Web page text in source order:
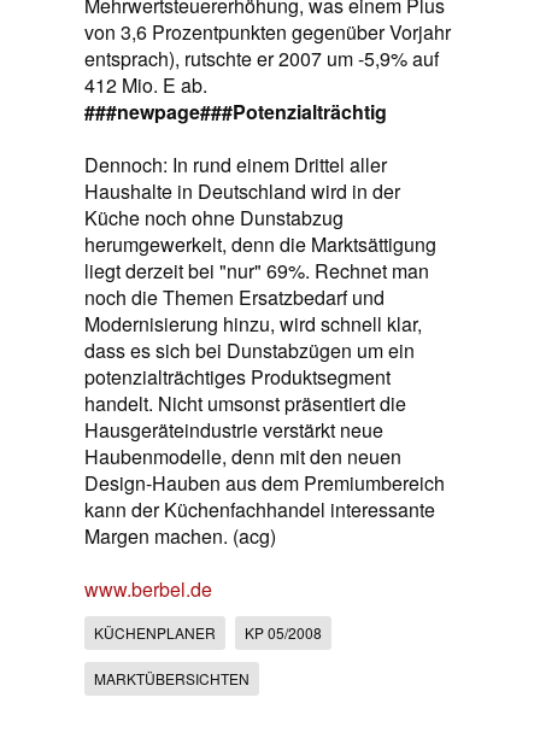
von 3,6 Prozentpunkten gegenüber Vorjahr
entsprach), rutschte er 2007 um -5,9% auf
412 Mio. E ab.
###newpage###Potenzialträchtig
Dennoch: In rund einem Drittel aller
Haushalte in Deutschland wird in der
Küche noch ohne Dunstabzug
herumgewerkelt, denn die Marktsättigung
liegt derzeit bei "nur" 69%. Rechnet man
noch die Themen Ersatzbedarf und
Modernisierung hinzu, wird schnell klar,
dass es sich bei Dunstabzügen um ein
potenzialträchtiges Produktsegment
handelt. Nicht umsonst präsentiert die
Hausgeräteindustrie verstärkt neue
Haubenmodelle, denn mit den neuen
Design-Hauben aus dem Premiumbereich
kann der Küchenfachhandel interessante
Margen machen. (acg)
www.berbel.de
KÜCHENPLANER KP 05/2008
MARKTÜBERSICHTEN